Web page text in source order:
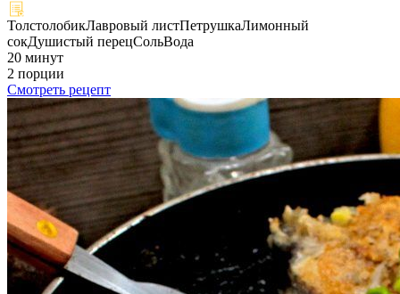
ТолстолобикЛавровый листПетрушкаЛимонный
сокДушистый перецСольВода
20 минут
2 порции
Смотреть рецепт